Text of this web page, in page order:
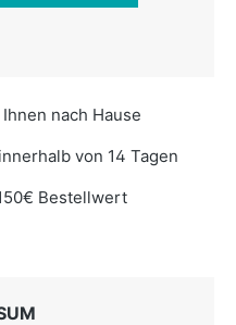
nach Hause
von 14 Tagen
Bestellwert